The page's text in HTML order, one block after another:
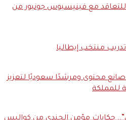
للتعاقد مع فينيسيوس جونيور من
منتخب إيطاليا
الجندي يؤهل 45 صانع محتوى ومرشدًا سعوديًا لتعزيز
للمملكة